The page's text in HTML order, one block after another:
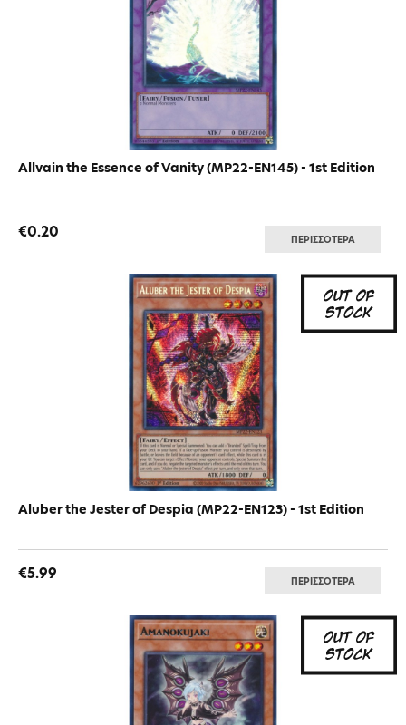
Allvain the Essence of Vanity (MP22-EN145) - 1st Edition
€0.20 ΠΕΡΙΣΣΟΤΕΡΑ
Aluber the Jester of Despia (MP22-EN123) - 1st Edition
€5.99 ΠΕΡΙΣΣΟΤΕΡΑ